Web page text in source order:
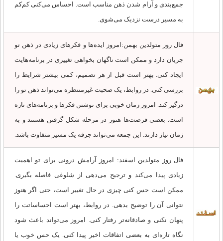
جمع‌بندی و آرام شدن ذهن مناسب است. احساس می‌کنی کم‌کم
به مسیر درست نزدیک می‌شوی.
فال روز متولدین بهمن:امروز ایده‌ها و فکرهای زیادی در ذهن تو
جریان دارد و ممکن است ناگهان بخواهی تغییری در برنامه‌هایت
ایجاد کنی. بهتر است قبل از هر تصمیم، کمی بیشتر شرایط را
بررسی کنی. در روابط، یک صحبت غیرمنتظره می‌تواند ذهن تو را
درگیر کند. امروز زمان خوبی برای نوشتن فکرها و برنامه‌های تازه
است. بعضی فرصت‌ها هنوز در مرحله شکل گرفتن هستند و به
زمان نیاز دارند. این جمعه می‌تواند جرقه یک مسیر متفاوت باشد.
فال روز متولدین اسفند: امروز آرامش درونی برای تو اهمیت
زیادی پیدا می‌کند و ترجیح می‌دهی از شلوغی فاصله بگیری.
ممکن است حس کنی چیزی در حال تغییر است، حتی اگر هنوز
نتوانی آن را توضیح بدهی. در روابط، بهتر است احساساتت را
پنهان نکنی و صادقانه‌تر رفتار کنی. امروز می‌تواند باعث شود
نگاه تازه‌ای به بعضی اتفاقات اخیر پیدا کنی. یک حس خوب یا